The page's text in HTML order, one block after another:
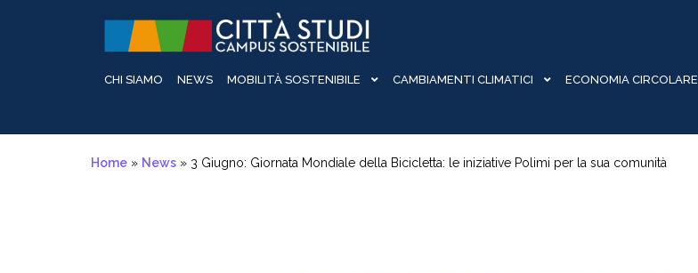
CHI SIAMO NEWS MOBILITÀ SOSTENIBILE CAMBIAMENTI CLIMATICI ECONOMIA CIRCOLARE
Home » News » 3 Giugno: Giornata Mondiale della Bicicletta: le iniziative Polimi per la sua comunità